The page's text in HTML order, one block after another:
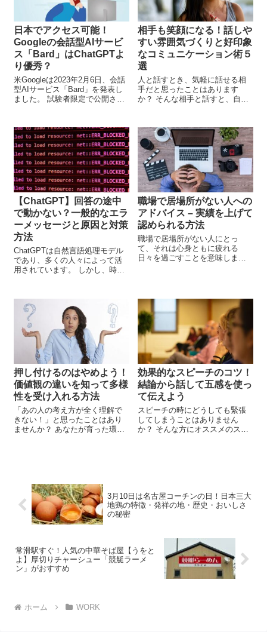
日本でアクセス可能！
Googleの会話型AIサービ
ス「Bard」はChatGPTよ
り優秀？
米Googleは2023年2月6日、会話
型AIサービス「Bard」を発表し
ました。 試験者限定で公開され
Bardが、同年4月20日に日本から
もアクセス可能になりました。
...
相手も笑顔になる！話しや
すい雰囲気づくりと好印象
なコミュニケーション術５
選
人と話すとき、気軽に話せる相
手だと思ったことはあります
か？ そんな相手と話すと、自然
対面や大事な場面でも好印象を
与え、相手も笑顔になるような
コミュニケーション術を５つ
紹...
【ChatGPT】回答の途中
で動かない？一般的なエラ
ーメッセージと原因と対策
方法
ChatGPTは自然言語処理モデル
であり、多くの人々によって活
用されています。 しかし、時に
れることがあります。 この記事
では、ChatGPTが表示する一般
的なエラ...
職場で居場所がない人への
アドバイス – 実績を上げて
認められる方法
職場で居場所がない人にとっ
て、それは心身ともに疲れる
日々を過ごすことを意味しま
です。 本記事では、具体的なア
ドバ...
押し付けるのはやめよう！
価値観の違いを知って多様
性を受け入れる方法
「あの人の考え方が全く理解で
きない！」と思ったことはあり
ませんか？ あなたが育った環境
効果的なスピーチのコツ！
結論から話して五感を使っ
て伝えよう
スピーチの時にどうしても緊張
してしまうことはありません
か？ そんな方にオススメのスピ
3月10日は名古屋コーチンの日！日本三大
地鶏の特徴・発祥の地・歴史・おいしさ
の秘密
常滑駅すぐ！人気の中華そば屋【うをと
よ】厚切りチャーシュー「競艇ラーメ
ン」がおすすめ
ホーム WORK